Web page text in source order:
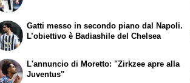
Gatti messo in secondo piano dal Napoli.
L’obiettivo è Badiashile del Chelsea
L'annuncio di Moretto: "Zirkzee apre alla
Juventus"